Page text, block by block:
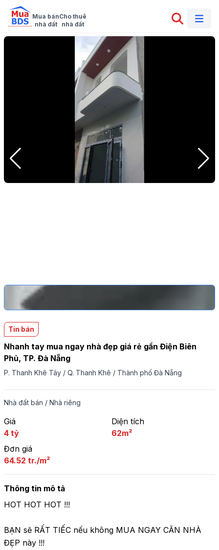
Mua bán
nhà đất
Cho thuê
nhà đất
Tin bán
Nhanh tay mua ngay nhà đẹp giá rẻ gần Điện Biên
Phủ, TP. Đà Nẵng
P. Thanh Khê Tây / Q. Thanh Khê / Thành phố Đà Nẵng
Nhà đất bán / Nhà riêng
Giá
4 tỷ
Diện tích
62m²
Đơn giá
64.52 tr./m²
Thông tin mô tả
HOT HOT HOT !!!
BẠN sẽ RẤT TIẾC nếu không MUA NGAY CĂN NHÀ
ĐẸP này !!!